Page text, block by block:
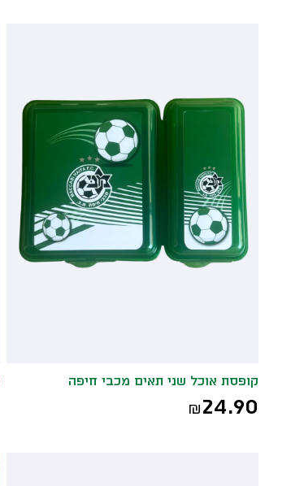
קופסת אוכל שני תאים מכבי חיפה
₪24.90